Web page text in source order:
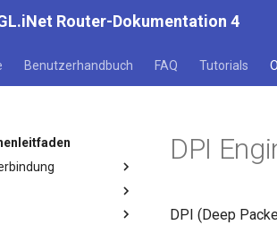
Router-Dokumentation 4
Benutzerhandbuch FAQ Tutorials
DPI
DPI (Deep